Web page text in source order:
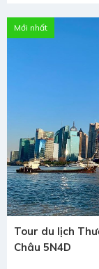
Mới nhất
Tour du lịch
Châu 5N4D